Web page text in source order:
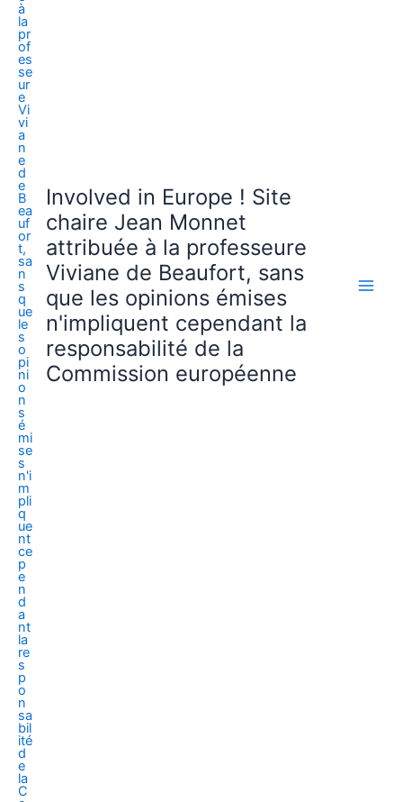
Involved in Europe ! Site
chaire Jean Monnet
attribuée à la professeure
Viviane de Beaufort, sans
que les opinions émises
n'impliquent cependant la
responsabilité de la
Commission européenne